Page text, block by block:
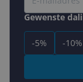
Gewenste
-5% -10%